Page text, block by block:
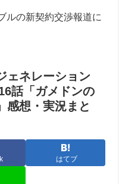
ルの新契約交渉報道に
ェネレーション
話「ガメドンの
感想・実況まと
はてブ